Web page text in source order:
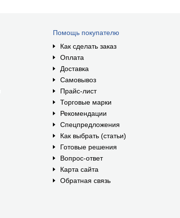
Помощь покупателю
Как сделать заказ
Оплата
Доставка
Самовывоз
Прайс-лист
Торговые марки
Рекомендации
Спецпредложения
Как выбрать (статьи)
Готовые решения
Вопрос-ответ
Карта сайта
Обратная связь